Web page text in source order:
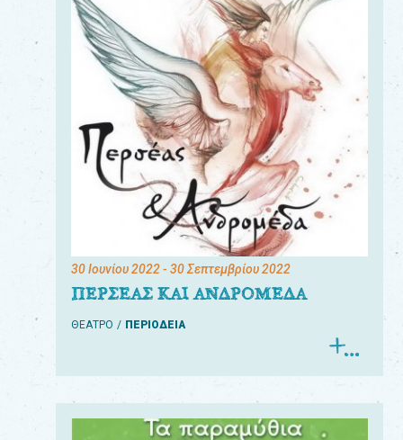
30 Ιουνίου 2022- 30 Σεπτεμβρίου 2022
ΠΕΡΣΕΑΣ ΚΑΙ ΑΝΔΡΟΜΕΔΑ
ΘΕΑΤΡΟ ΠΕΡΙΟΔΕΙΑ